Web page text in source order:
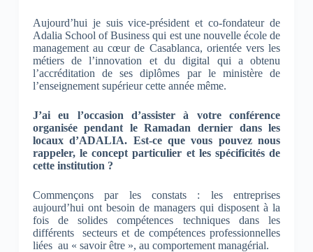
Aujourd’hui je suis vice-président et co-fondateur de
Adalia School of Business qui est une nouvelle école de
management au cœur de Casablanca, orientée vers les
métiers de l’innovation et du digital qui a obtenu
l’accréditation de ses diplômes par le ministère de
l’enseignement supérieur cette année même.
J’ai eu l’occasion d’assister à votre conférence
organisée pendant le Ramadan dernier dans les
locaux d’ADALIA. Est-ce que vous pouvez nous
rappeler, le concept particulier et les spécificités de
cette institution ?
Commençons par les constats : les entreprises
aujourd’hui ont besoin de managers qui disposent à la
fois de solides compétences techniques dans les
différents secteurs et de compétences professionnelles
liées au « savoir être », au comportement managérial.